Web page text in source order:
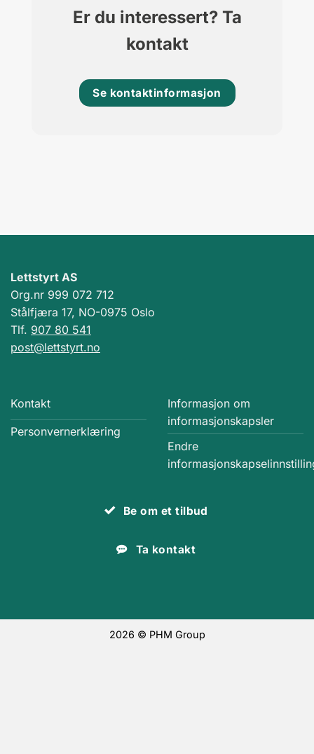
Er du interessert? Ta
kontakt
Se kontaktinformasjon
Lettstyrt AS
Org.nr 999 072 712
Stålfjæra 17, NO-0975 Oslo
Tlf. 907 80 541
post@lettstyrt.no
Kontakt
Personvernerklæring
Informasjon om
informasjonskapsler
Endre
Be om et tilbud
Ta kontakt
2026 © PHM Group